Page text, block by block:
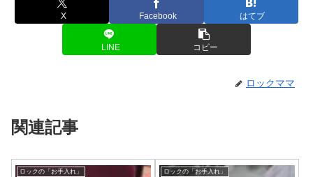
X Facebook はてブ
LINE コピー
ロックママ
関連記事
ロックの「お手入れ」 ロックの「お手入れ」